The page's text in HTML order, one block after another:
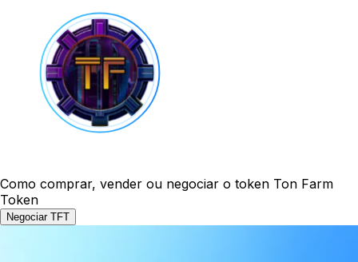
Como comprar, vender ou negociar o token Ton Farm
Token
Negociar TFT